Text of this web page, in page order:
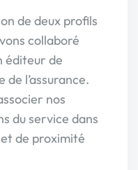
de deux profils
collaboré
éditeur de
de l’assurance.
nos
du service dans
de proximité